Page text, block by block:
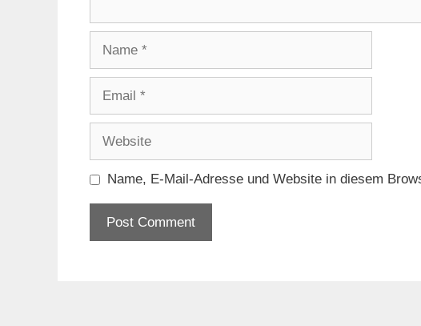
Name
Email
Website
Name, E-Mail-Adresse und Website in diesem